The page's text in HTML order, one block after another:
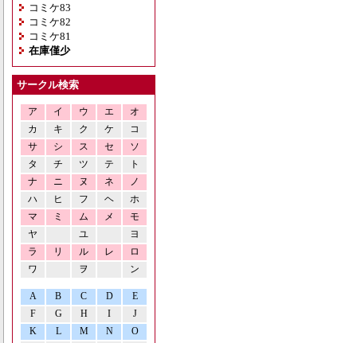
コミケ83
コミケ82
コミケ81
在庫僅少
サークル検索
ア イ ウ エ
オ
カ
キ ク ケ
コ
サ
シ ス セ
ソ
タ
チ ツ テ
ト
ナ
ニ ヌ ネ
ノ
ハ
ヒ フ ヘ
ホ
マ
ミ ム メ
モ
ヤ
ユ
ヨ
ラ
リ ル レ
ロ
ワ
ヲ ン
A B C D
E
F
G H I
J
K
L M N O